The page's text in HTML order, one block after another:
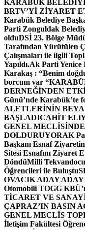
KARABÜK
BRTV’Yİ ZİYARET
Karabük Belediye
Parti Zonguldak
olduDSİ 23. Bölge
Tarafından Yürütülen
Çalışmaları ile ilgili
Yapıldı.Ak Parti Yenice
Karakaş : “Benim
borcum var “
DERNEĞİNDEN
Günü’nde Karabük’te
ALETLERİNİN
BAŞLADICAHİT
GENEL
DOLDURUYORAK
Başkanı Esnaf
Sitesi Esnafını Ziyaret
DöndüMilli
Öğrencileri ile Buluştu
OVACIK ADAY
Otomobili TOGG
TİCARET VE
ÇAPRAZ’IN BASIN
GENEL MECLİS
İletişim Fakültesi